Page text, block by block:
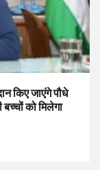
किए जाएंगे पौधे
को मिलेगा